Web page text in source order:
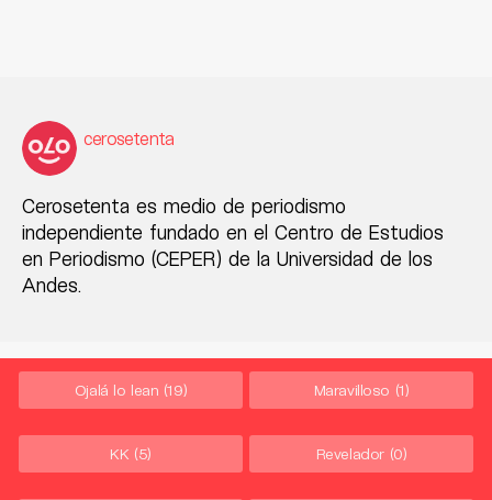
cerosetenta
Cerosetenta es medio de periodismo
independiente fundado en el Centro de Estudios
en Periodismo (CEPER) de la Universidad de los
Andes.
Ojalá lo lean (19) Maravilloso (1)
KK (5) Revelador (0)